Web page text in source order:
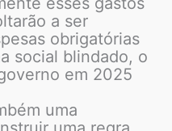
a ser
obrigatórias
social blindado, o
em 2025
uma